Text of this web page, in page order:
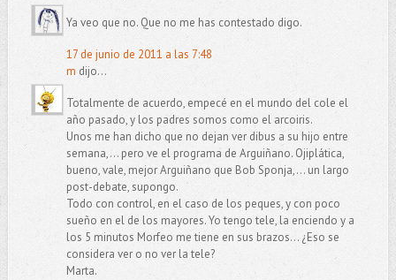
Ya veo que no. Que no me has contestado digo.
17 de junio de 2011 a las 7:48
m dijo...
Totalmente de acuerdo, empecé en el mundo del cole el
año pasado, y los padres somos como el arcoiris.
Unos me han dicho que no dejan ver dibus a su hijo entre
semana,... pero ve el programa de Arguiñano. Ojiplática,
bueno, vale, mejor Arguiñano que Bob Sponja,... un largo
post-debate, supongo.
Todo con control, en el caso de los peques, y con poco
sueño en el de los mayores. Yo tengo tele, la enciendo y a
los 5 minutos Morfeo me tiene en sus brazos... ¿Eso se
considera ver o no ver la tele?
Marta.